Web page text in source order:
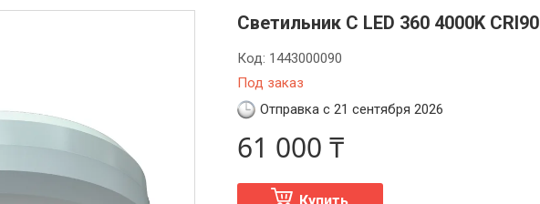
Светильник C LED 360 4000K CRI90
Под заказ
Код: 1443000090
Отправка с 21 сентября 2026
61 000 ₸